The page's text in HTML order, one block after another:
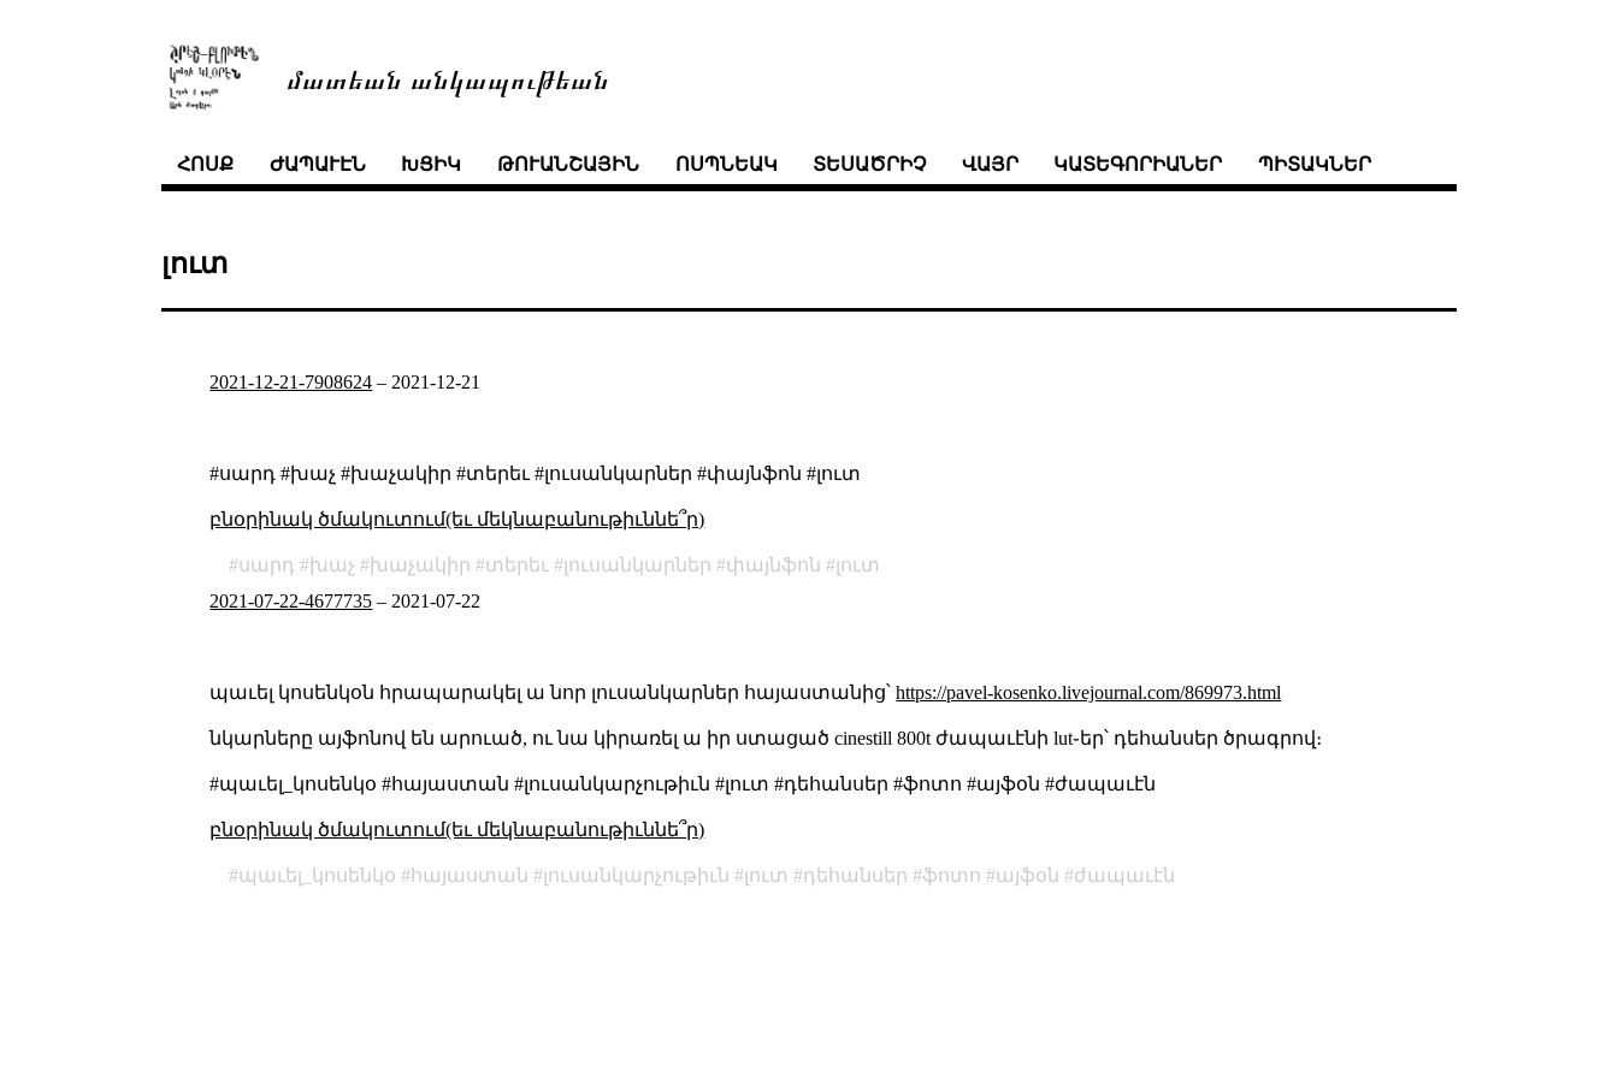
մատեան անկապութեան
ՀՈՍՔ ԺԱՊԱՒԷՆ ԽՑԻԿ ԹՈՒԱՆՇԱՅԻՆ ՈՍՊՆԵԱԿ ՏԵՍԱԾՐԻՉ ՎԱՅՐ ԿԱՏԵԳՈՐԻԱՆԵՐ ՊԻՏԱԿՆԵՐ
լուտ
2021-12-21-7908624 – 2021-12-21
#սարդ #խաչ #խաչակիր #տերեւ #լուսանկարներ #փայնֆոն #լուտ
բնօրինակ ծմակուտում(եւ մեկնաբանութիւննե՞ր)
սարդ խաչ խաչակիր տերեւ լուսանկարներ փայնֆոն
լուտ
2021-07-22-4677735 – 2021-07-22
պաւել կոսենկօն հրապարակել ա նոր լուսանկարներ հայաստանից՝https://pavel-kosenko.livejournal.com/869973.html
նկարները այֆոնով են արուած, ու նա կիրառել ա իր ստացած cinestill 800t ժապաւէնի lut֊եր՝ դեհանսեր ծրագրով։
#պաւել_կոսենկօ #հայաստան #լուսանկարչութիւն #լուտ #դեհանսեր #ֆոտո #այֆօն #ժապաւէն
բնօրինակ ծմակուտում(եւ մեկնաբանութիւննե՞ր)
պաւել_կոսենկօ հայաստան լուսանկարչութիւն լուտ դեհանսեր ֆոտո այֆօն ժապաւէն